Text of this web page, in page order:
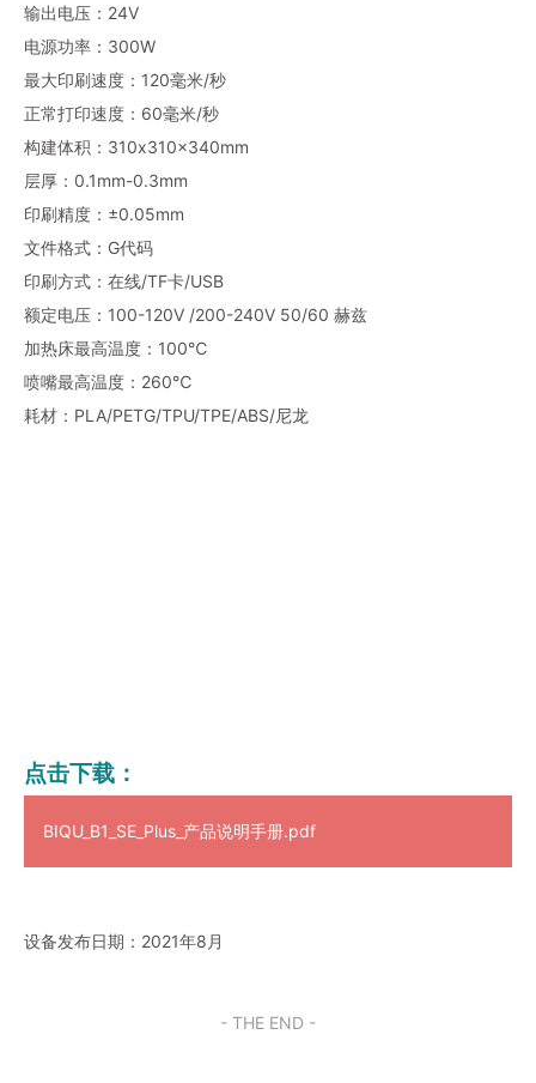
输出电压：24V
电源功率：300W
最大印刷速度：120毫米/秒
正常打印速度：60毫米/秒
构建体积：310x310x340mm
层厚：0.1mm-0.3mm
印刷精度：±0.05mm
文件格式：G代码
印刷方式：在线/TF卡/USB
额定电压：100-120V /200-240V 50/60 赫兹
加热床最高温度：100℃
喷嘴最高温度：260℃
耗材：PLA/PETG/TPU/TPE/ABS/尼龙
点击下载：
BIQU_B1_SE_Plus_产品说明手册.pdf
设备发布日期：2021年8月
- THE END -